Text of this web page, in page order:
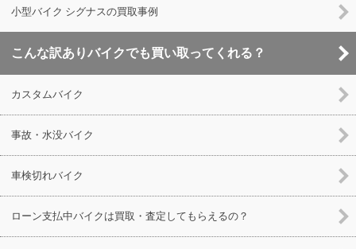
小型バイク シグナスの買取事例
こんな訳ありバイクでも買い取ってくれる？
カスタムバイク
事故・水没バイク
車検切れバイク
ローン支払中バイクは買取・査定してもらえるの？